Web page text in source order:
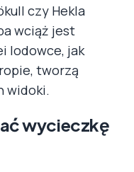
czy Hekla
wciąż jest
lodowce, jak
tworzą
widoki.
wycieczkę